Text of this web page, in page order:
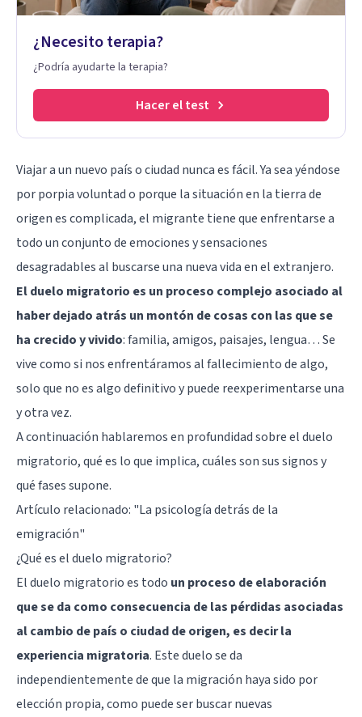
¿Necesito terapia?
¿Podría ayudarte la terapia?
Hacer el test
Viajar a un nuevo país o ciudad nunca es fácil. Ya sea yéndose
por porpia voluntad o porque la situación en la tierra de
origen es complicada, el migrante tiene que enfrentarse a
todo un conjunto de emociones y sensaciones
desagradables al buscarse una nueva vida en el extranjero.
El duelo migratorio es un proceso complejo asociado al
haber dejado atrás un montón de cosas con las que se
ha crecido y vivido: familia, amigos, paisajes, lengua… Se
vive como si nos enfrentáramos al fallecimiento de algo,
solo que no es algo definitivo y puede reexperimentarse una
y otra vez.
A continuación hablaremos en profundidad sobre el duelo
migratorio, qué es lo que implica, cuáles son sus signos y
qué fases supone.
Artículo relacionado: "La psicología detrás de la
emigración"
¿Qué es el duelo migratorio?
El duelo migratorio es todo un proceso de elaboración
que se da como consecuencia de las pérdidas asociadas
al cambio de país o ciudad de origen, es decir la
experiencia migratoria. Este duelo se da
independientemente de que la migración haya sido por
elección propia, como puede ser buscar nuevas